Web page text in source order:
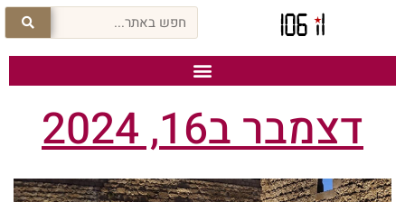
דצמבר ב16, 2024